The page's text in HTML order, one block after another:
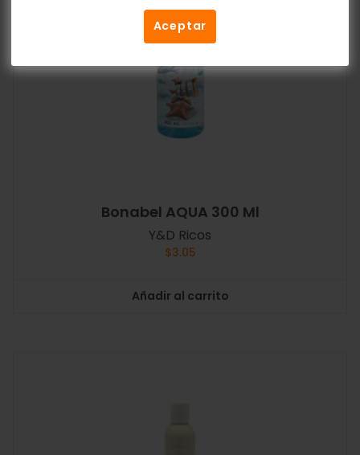
Aceptar
Bonabel AQUA 300 Ml
Y&D Ricos
$3.05
Añadir al carrito